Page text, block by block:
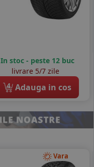
In stoc - peste 12 buc
livrare 5/7 zile
4 Adauga in cos
Vara